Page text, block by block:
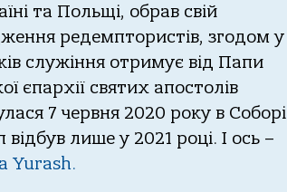
та Польщі, обрав свій
редемптористів, згодом у
служіння отримує від Папи
єпархії святих апостолів
7 червня 2020 року в Соборі
лише у 2021 році. І ось –
Yurash.